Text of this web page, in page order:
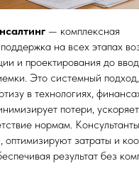
— комплексная
на всех этапах
и проектирования до
Это системный подход,
в технологиях,
потери,
нормам. Консультанты
оптимизируют затраты и
результат без